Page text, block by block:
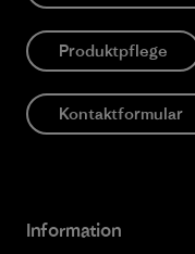
Produktpflege
Kontaktformular
Information